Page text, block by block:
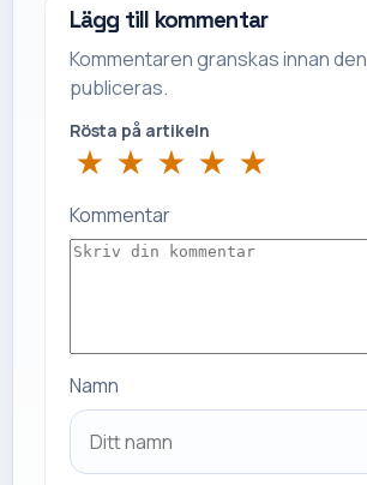
Lägg till kommentar
Kommentaren granskas innan den
publiceras.
Rösta på artikeln
★ ★ ★ ★ ★
Kommentar
Namn